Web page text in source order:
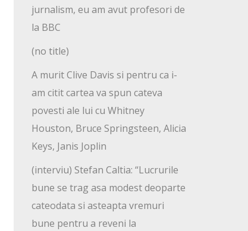
jurnalism, eu am avut profesori de
la BBC
(no title)
A murit Clive Davis si pentru ca i-
am citit cartea va spun cateva
povesti ale lui cu Whitney
Houston, Bruce Springsteen, Alicia
Keys, Janis Joplin
(interviu) Stefan Caltia: “Lucrurile
bune se trag asa modest deoparte
cateodata si asteapta vremuri
bune pentru a reveni la